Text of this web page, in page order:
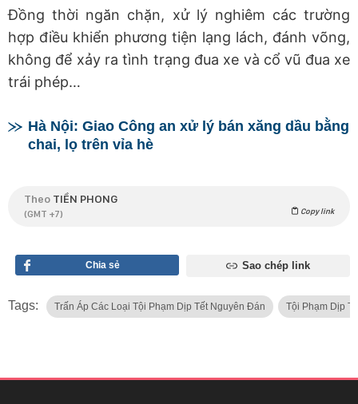
Đồng thời ngăn chặn, xử lý nghiêm các trường
hợp điều khiển phương tiện lạng lách, đánh võng,
không để xảy ra tình trạng đua xe và cổ vũ đua xe
trái phép…
Hà Nội: Giao Công an xử lý bán xăng dầu bằng
chai, lọ trên vỉa hè
Theo TIỀN PHONG
(GMT +7) Copy link
Chia sẻ Sao chép link
Tags: Trấn Áp Các Loại Tội Phạm Dịp Tết Nguyên Đán Tội Phạm Dịp